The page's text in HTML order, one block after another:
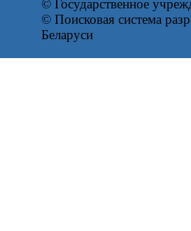
© Государственное
© Поисковая система
Беларуси